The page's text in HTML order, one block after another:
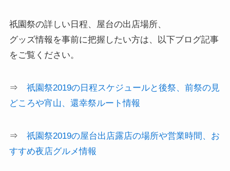
祇園祭の詳しい日程、屋台の出店場所、
グッズ情報を事前に把握したい方は、以下ブログ記事
をご覧ください。
⇒ 祇園祭2019の日程スケジュールと後祭、前祭の見
どころや宵山、還幸祭ルート情報
⇒ 祇園祭2019の屋台出店露店の場所や営業時間、お
すすめ夜店グルメ情報